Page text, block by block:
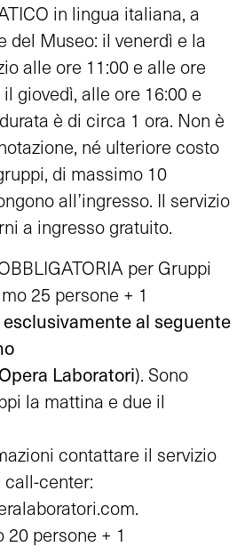
in lingua italiana, a
del Museo: il venerdì e la
alle ore 11:00 e alle ore
giovedì, alle ore 16:00 e
è di circa 1 ora. Non è
né ulteriore costo
di massimo 10
all’ingresso. Il servizio
a ingresso gratuito.
per Gruppi
25 persone + 1
esclusivamente al seguente
Laboratori). Sono
la mattina e due il
contattare il servizio
center:
.
20 persone + 1